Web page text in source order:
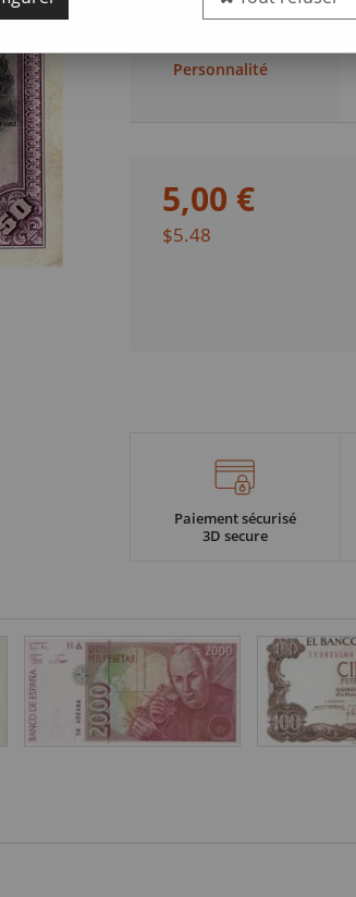
Personnalité
5,00 €
$5.48
Paiement sécurisé
3D secure